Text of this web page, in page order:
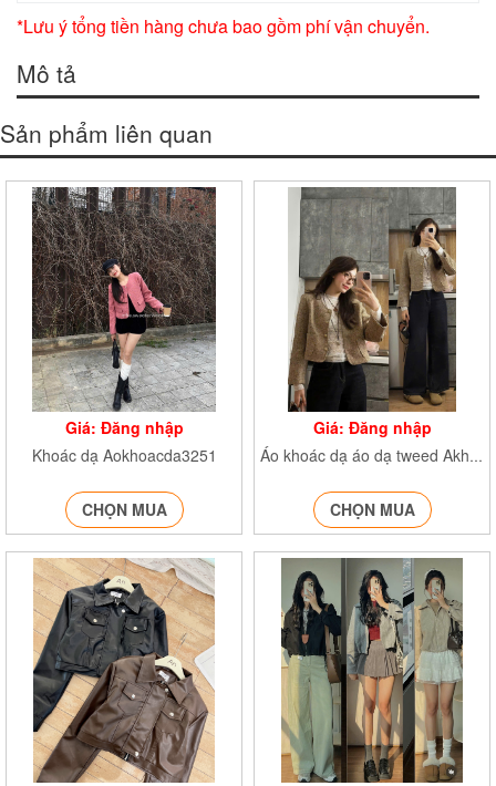
*Lưu ý tổng tiền hàng chưa bao gồm phí vận chuyển.
Mô tả
Sản phẩm liên quan
Giá: Đăng nhập
Khoác dạ Aokhoacda3251
CHỌN MUA
Giá: Đăng nhập
Áo khoác dạ áo dạ tweed Akhoacda251
CHỌN MUA